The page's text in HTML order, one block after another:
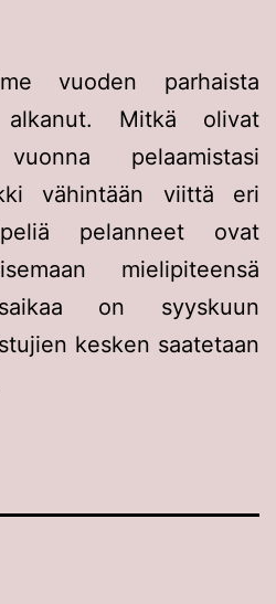
vuoden parhaista
Mitkä olivat
pelaamistasi
vähintään viittä eri
pelanneet ovat
mielipiteensä
on syyskuun
kesken saatetaan